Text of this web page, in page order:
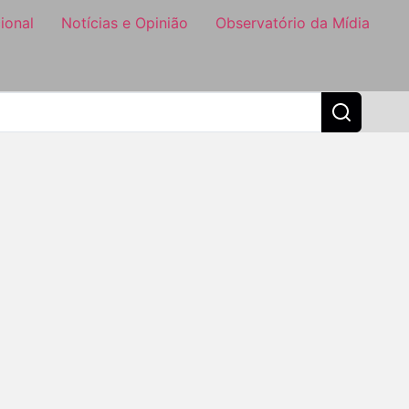
Notícias e Opinião Observatório da Mídia